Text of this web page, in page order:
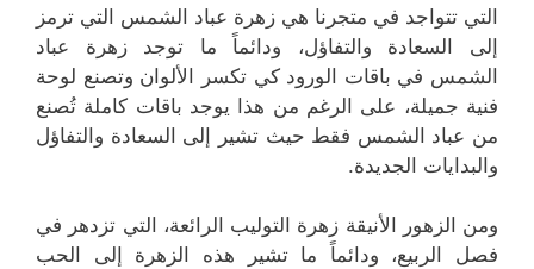
التي تتواجد في متجرنا هي زهرة عباد الشمس التي ترمز
إلى السعادة والتفاؤل، ودائماً ما توجد زهرة عباد
الشمس في باقات الورود كي تكسر الألوان وتصنع لوحة
فنية جميلة، على الرغم من هذا يوجد باقات كاملة تُصنع
من عباد الشمس فقط حيث تشير إلى السعادة والتفاؤل
والبدايات الجديدة.
ومن الزهور الأنيقة زهرة التوليب الرائعة، التي تزدهر في
فصل الربيع، ودائماً ما تشير هذه الزهرة إلى الحب